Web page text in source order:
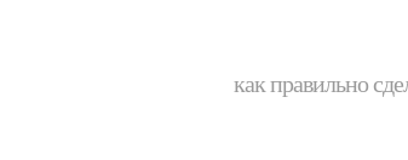
как правильно